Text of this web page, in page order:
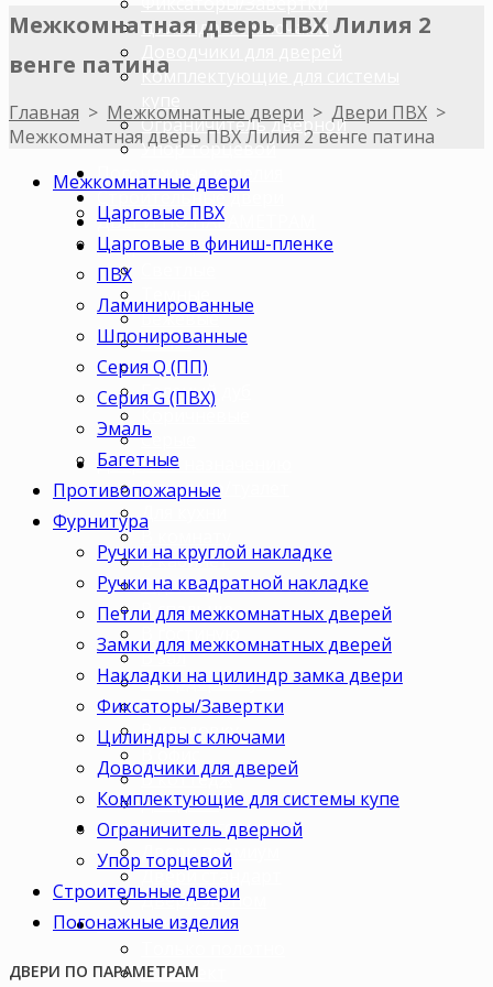
Цилиндры с ключами
Комплектующие для системы
Ограничитель дверной
Упор торцевой
Погонажные изделия
Строительные двери
ДВЕРИ ПО ПАРАМЕТРАМ
Двери по цветам
Бежевые
Венге
Орех
Беленый дуб
Коричневые
Серые
Двери по назначению
В ванную/туалет
Для кухни
В комнату
В кабинет
В детскую
В спальню
В зал
В гардеробную
В коридор
В кладовку
В офис
В коттедж
Для дачи
Ценовая категория
Двери премиум
Двери стандарт
Двери эконом
Комплектация
Комплект
Межкомнатная дверь ПВХ Лилия 2
венге патина
Главная > Межкомнатные двери > Двери ПВХ >
Межкомнатная дверь ПВХ Лилия 2 венге патина
Межкомнатные двери
Царговые ПВХ
Царговые в финиш-пленке
ПВХ
Ламинированные
Шпонированные
Серия Q (ПП)
Серия G (ПВХ)
Эмаль
Багетные
Противопожарные
Фурнитура
Ручки на круглой накладке
Ручки на квадратной накладке
Петли для межкомнатных дверей
Замки для межкомнатных дверей
Накладки на цилиндр замка двери
Фиксаторы/Завертки
Цилиндры с ключами
Доводчики для дверей
Комплектующие для системы купе
Ограничитель дверной
Упор торцевой
Строительные двери
Погонажные изделия
ДВЕРИ ПО ПАРАМЕТРАМ